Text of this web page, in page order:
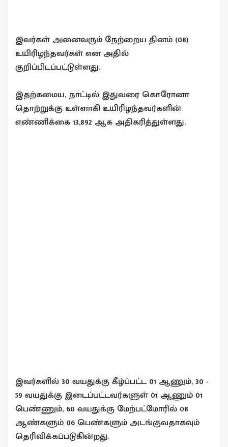
இவர்கள் அனைவரும் நேற்றைய தினம் (08)
உயிரிழந்தவர்கள் என அதில்
குறிப்பிடப்பட்டுள்ளது.
இதற்கமைய, நாட்டில் இதுவரை கொரோனா
தொற்றுக்கு உள்ளாகி உயிரிழந்தவர்களின்
எண்ணிக்கை 13,892 ஆக அதிகரித்துள்ளது.
இவர்களில் 30 வயதுக்கு கீழ்ப்பட்ட 01 ஆணும், 30 -
59 வயதுக்கு இடைப்பட்டவர்களுள் 01 ஆணும் 01
பெண்ணும், 60 வயதுக்கு மேற்பட்மோரில் 08
ஆண்களும் 06 பெண்களும் அடங்குவதாகவும்
தெரிவிக்கப்படுகின்றது.